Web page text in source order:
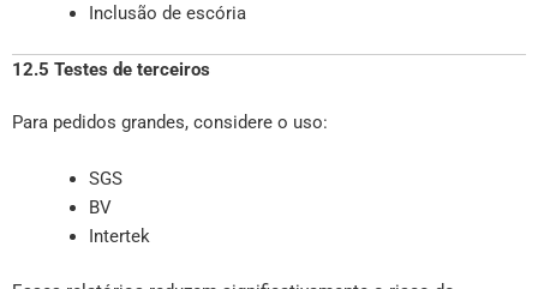
Inclusão de escória
12.5 Testes de terceiros
Para pedidos grandes, considere o uso:
SGS
BV
Intertek